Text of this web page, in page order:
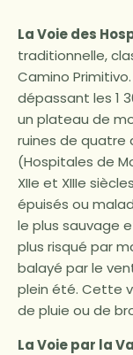
La Voie des
traditionnelle,
Camino
dépassant les 1
un plateau de
ruines de quatre
(Hospitales de
XIIe et XIIIe
épuisés ou
le plus sauvage
plus risqué par
balayé par le
plein été. Cette
de pluie ou de
La Voie par la